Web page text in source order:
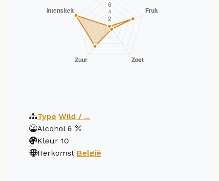
Type Wild / ...
Alcohol 6
Kleur 10
Herkomst België